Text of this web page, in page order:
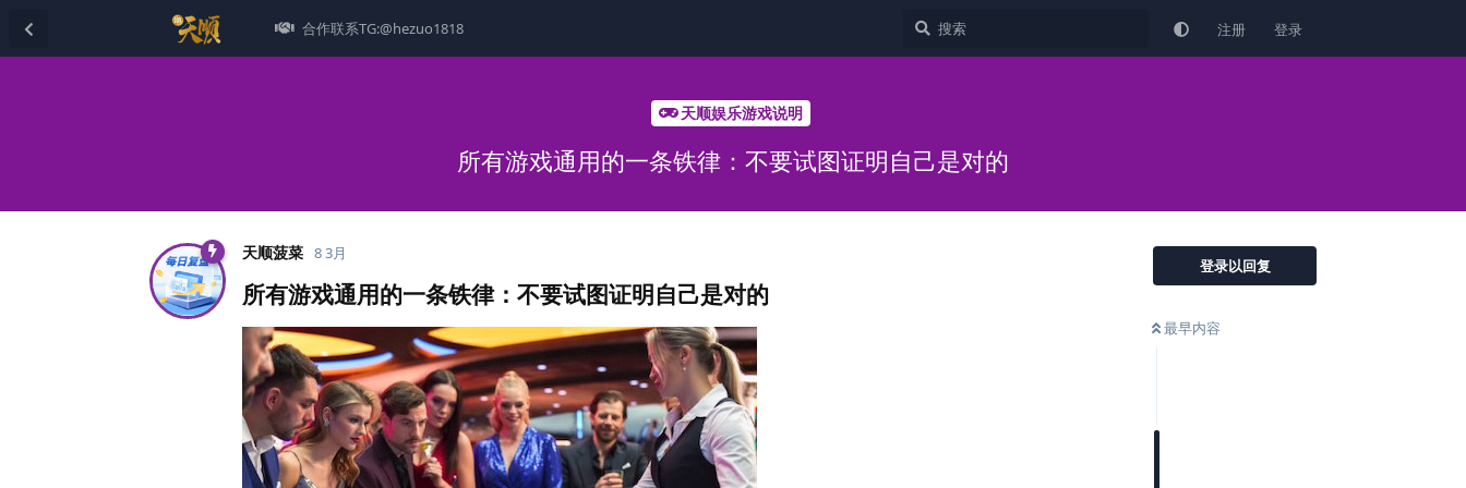
合作联系TG:@hezuo1818 注册 登录
天顺娱乐游戏说明
所有游戏通用的一条铁律：不要试图证明自己是对的
登录以回复
最早内容
天顺菠菜 8 3月
所有游戏通用的一条铁律：不要试图证明自己是对的